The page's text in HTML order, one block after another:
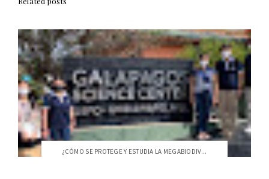
¿CÓMO SE PROTEGE Y ESTUDIA LA MEGABIODIV...